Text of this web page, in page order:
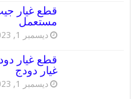
مستعمل
ديسمبر 1, 2023
غيار دودج
ديسمبر 1, 2023